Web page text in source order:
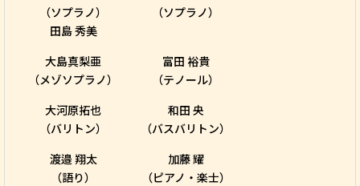
（ソプラノ）
田島 秀美
（ソプラノ）
大島真梨亜
（メゾソプラノ）
富田 裕貴
（テノール）
大河原拓也
（バリトン）
和田 央
（バスバリトン）
渡邉 翔太
（語り）
加藤 耀
（ピアノ・楽士）